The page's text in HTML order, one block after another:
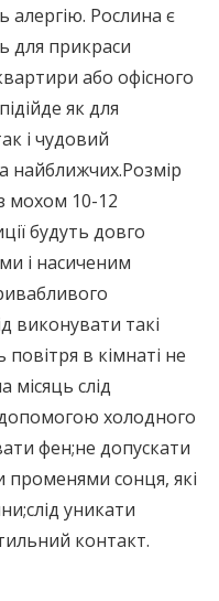
алергію. Рослина є
для прикраси
або офісного
як для
і чудовий
найближчих.Розмір
мохом 10-12
будуть довго
і насиченим
виконувати такі
в кімнаті не
слід
холодного
фен;не допускати
сонця, які
уникати
контакт.